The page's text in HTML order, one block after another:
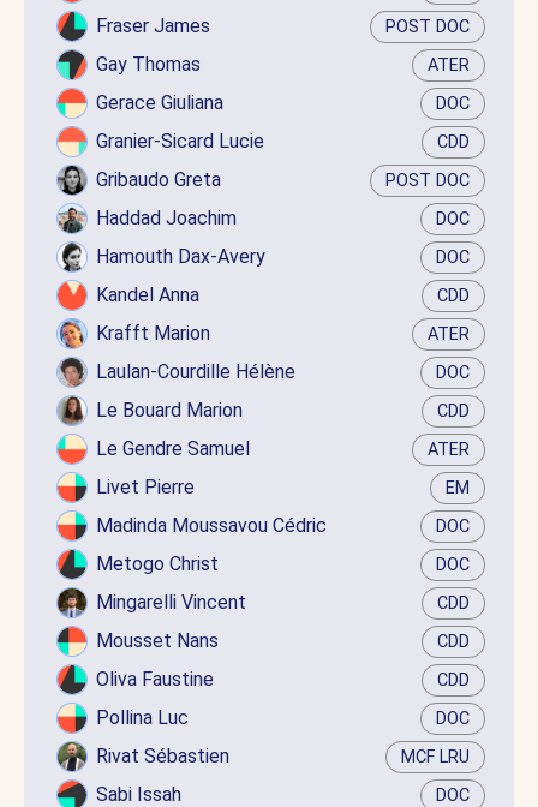
Fraser James POST DOC
Gay Thomas ATER
Gerace Giuliana DOC
Granier-Sicard Lucie CDD
Gribaudo Greta POST DOC
Haddad Joachim DOC
Hamouth Dax-Avery DOC
Kandel Anna CDD
Krafft Marion ATER
Laulan-Courdille Hélène DOC
Le Bouard Marion CDD
Le Gendre Samuel ATER
Livet Pierre EM
Madinda Moussavou Cédric DOC
Metogo Christ DOC
Mingarelli Vincent CDD
Mousset Nans CDD
Oliva Faustine CDD
Pollina Luc DOC
Rivat Sébastien MCF LRU
Sabi Issah DOC